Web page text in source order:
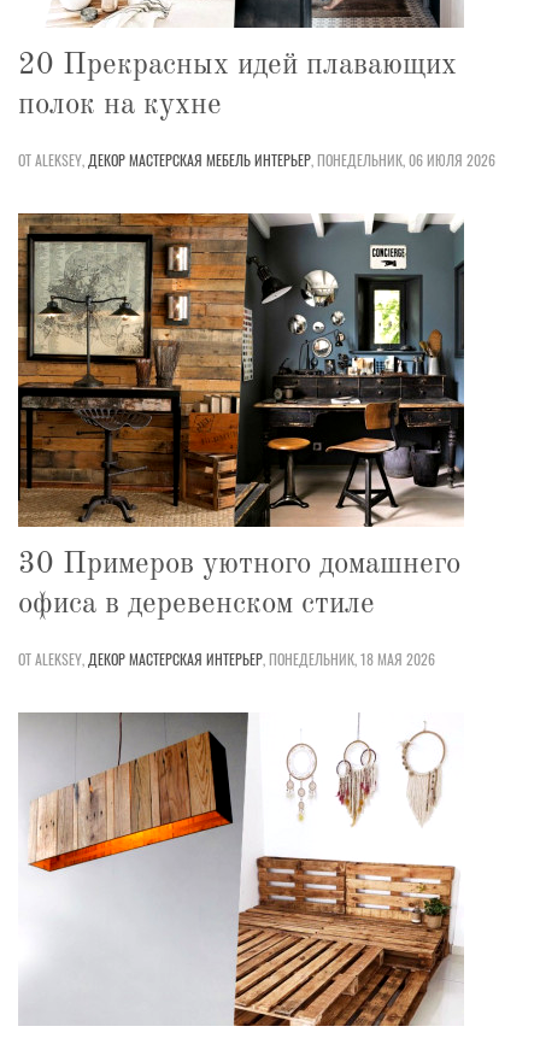
20 Прекрасных идей плавающих
полок на кухне
ОТ ALEKSEY, ДЕКОРМАСТЕРСКАЯ МЕБЕЛЬИНТЕРЬЕР,ПОНЕДЕЛЬНИК, 06 ИЮЛЯ 2026
30 Примеров уютного домашнего
офиса в деревенском стиле
ОТ ALEKSEY, ДЕКОРМАСТЕРСКАЯ ИНТЕРЬЕР,ПОНЕДЕЛЬНИК, 18 МАЯ 2026